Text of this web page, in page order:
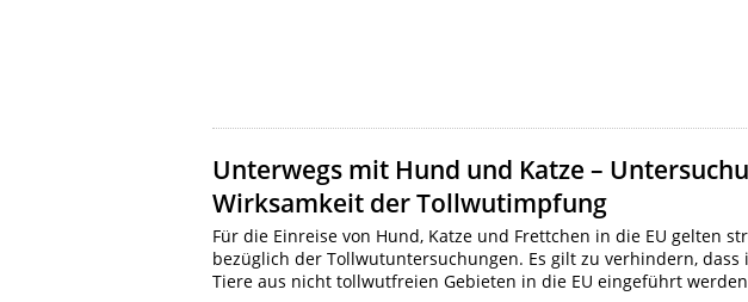
Unterwegs mit Hund und Katze –
Wirksamkeit der Tollwutimpfung
Für die Einreise von Hund, Katze und Frettchen in die EU gelten
bezüglich der Tollwutuntersuchungen. Es gilt zu verhindern, dass
Tiere aus nicht tollwutfreien Gebieten in die EU eingeführt